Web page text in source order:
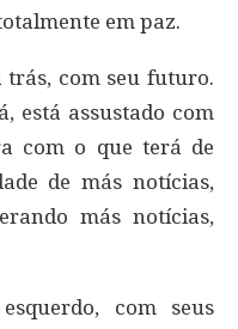
em paz.
com seu futuro.
está assustado com
com o que terá de
de más notícias,
más notícias,
com seus